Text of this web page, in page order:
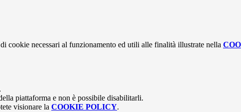
cookie necessari al funzionamento ed utili alle finalità illustrate nella
piattaforma e non è possibile disabilitarli.
visionare la COOKIE POLICY.